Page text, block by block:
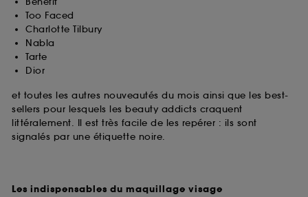
Too Faced
Charlotte Tilbury
Nabla
Tarte
Dior
et toutes les autres nouveautés du mois ainsi que les best-
sellers pour lesquels les beauty addicts craquent
littéralement. Il est très facile de les repérer : ils sont
signalés par une étiquette noire.
Les indispensables du maquillage visage